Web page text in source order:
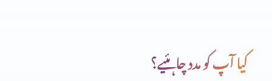
خداوند شفقت میں غنی
کیا آپ کو مدد چاہئیے؟